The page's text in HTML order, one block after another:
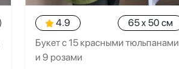
4.9
65 x 50 см
Букет с 15 красными тюльпанами
и 9 розами